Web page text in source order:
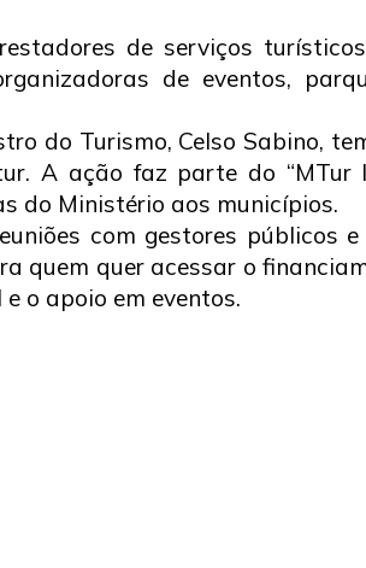
de serviços
de eventos,
do Turismo, Celso Sabino,
A ação faz parte do “MTur
do Ministério aos municípios.
com gestores públicos
quem quer acessar o
o apoio em eventos.